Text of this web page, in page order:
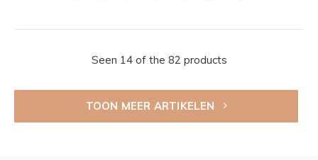
Seen 14 of the 82 products
TOON MEER ARTIKELEN